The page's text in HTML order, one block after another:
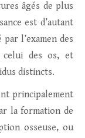
âgés de plus
est d’autant
l’examen des
celui des os, et
distincts.
principalement
la formation de
osseuse, ou